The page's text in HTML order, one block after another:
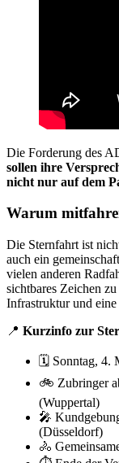
Die Forderung des
sollen ihre
nicht nur auf dem
Warum
Die Sternfahrt ist
auch ein
vielen anderen
sichtbares Zeichen
Infrastruktur und eine
📍 Kurzinfo zur
🗓️ Sonntag, 4.
🚲 Zubringer
(Wuppertal)
🎤
(Düsseldorf)
🚴